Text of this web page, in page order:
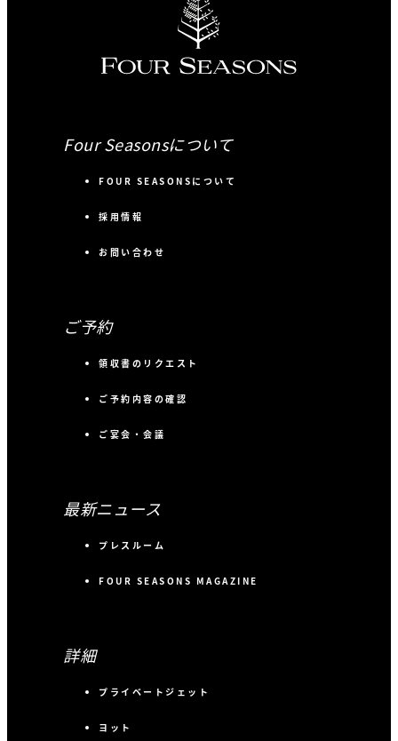
Four Seasonsについて
FOUR SEASONSについて
採用情報
お問い合わせ
ご予約
領収書のリクエスト
ご予約内容の確認
ご宴会・会議
最新ニュース
プレスルーム
FOUR SEASONS MAGAZINE
詳細
プライベートジェット
ヨット